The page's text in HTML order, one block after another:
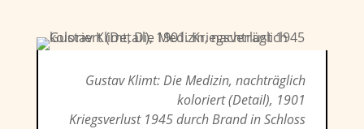
Gustav Klimt: Die Medizin, nachträglich
koloriert (Detail), 1901
Kriegsverlust 1945 durch Brand in Schloss